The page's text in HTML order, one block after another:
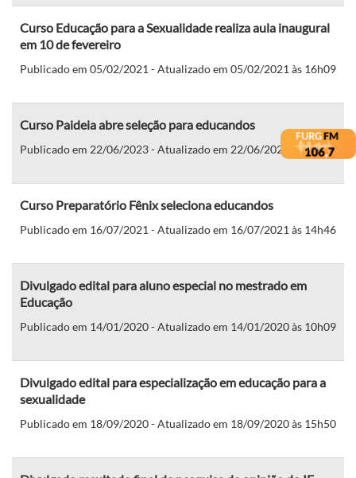
Curso Educação para a Sexualidade realiza aula inaugural
em 10 de fevereiro
Publicado em 05/02/2021 - Atualizado em 05/02/2021 às 16h09
Curso Paideia abre seleção para educandos
Publicado em 22/06/2023 - Atualizado em 22/06/2023 às 15h23
Curso Preparatório Fênix seleciona educandos
Publicado em 16/07/2021 - Atualizado em 16/07/2021 às 14h46
Divulgado edital para aluno especial no mestrado em
Educação
Publicado em 14/01/2020 - Atualizado em 14/01/2020 às 10h09
Divulgado edital para especialização em educação para a
sexualidade
Publicado em 18/09/2020 - Atualizado em 18/09/2020 às 15h50